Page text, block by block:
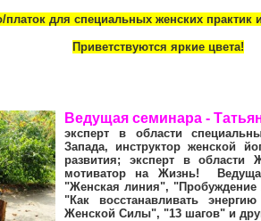
платок для специальных женских практик
Приветствуются яркие цвета!
Ведущая семинара -
эксперт в области
Запада, инструктор женской
развития; эксперт в области
мотиватор на Жизнь!
"Женская линия",
"Как восстанавливать
Женской Силы", "13 шагов" и